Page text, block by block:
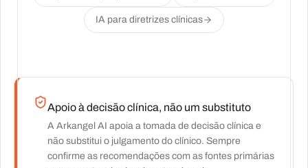
IA para diretrizes clínicas
Apoio à decisão clínica, não um substituto
A Arkangel AI apoia a tomada de decisão clínica e
não substitui o julgamento do clínico. Sempre
confirme as recomendações com as fontes primárias